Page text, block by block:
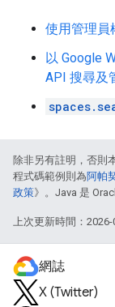
使用管理員
以 Google
API 搜尋及
除非另有註明，否則
程式碼範例則為阿帕
政策》。Java 是
上次更新時間：2026-
網誌
X (Twitter)